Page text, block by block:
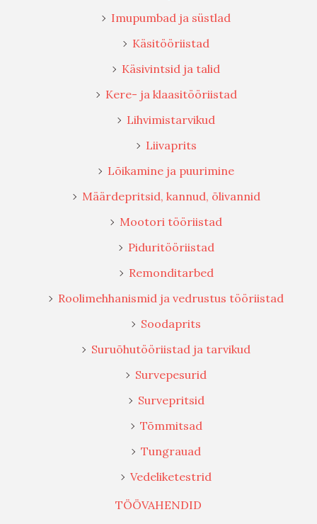
Imupumbad ja süstlad
Käsitööriistad
Käsivintsid ja talid
Kere- ja klaasitööriistad
Lihvimistarvikud
Liivaprits
Lõikamine ja puurimine
Määrdepritsid, kannud, õlivannid
Mootori tööriistad
Piduritööriistad
Remonditarbed
Roolimehhanismid ja vedrustus tööriistad
Soodaprits
Suruõhutööriistad ja tarvikud
Survepesurid
Survepritsid
Tõmmitsad
Tungrauad
Vedeliketestrid
TÖÖVAHENDID